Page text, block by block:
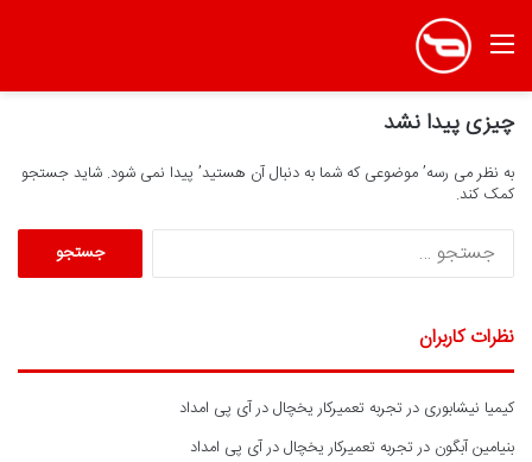
منو
چیزی پیدا نشد
به نظر می رسه’ موضوعی که شما به دنبال آن هستید’ پیدا نمی شود. شاید جستجو
کمک کند.
ب
نظرات کاربران
کیمیا نیشابوری درتجربه تعمیرکار یخچال در آی پی امداد
بنیامین آبگون درتجربه تعمیرکار یخچال در آی پی امداد